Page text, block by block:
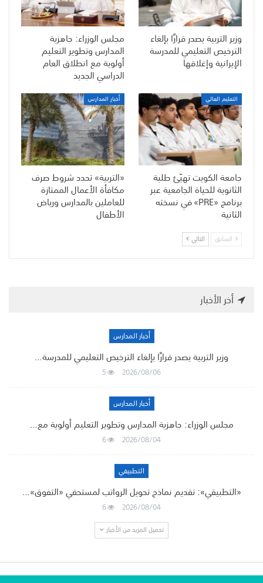
وزير التربية يصدر قرارًا بإلغاء
الترخيص التعليمي للمدرسة
الإيرانية وإغلاقها
مجلس الوزراء: جاهزية
المدارس وتطوير التعليم
أولوية مع انطلاق العام
الدراسي الجديد
التعليم العالي
جامعة الكويت تهيّئ طلبة
الثانوية للحياة الجامعية عبر
برنامج «PRE» في نسخته
الثانية
أخبار المدارس
«التربية» تحدد شروط صرف
مكافأة الأعمال الممتازة
للعاملين بالمدارس ورياض
الأطفال
السابق التالي
أخر الأخبار
أخبار المدارس
وزير التربية يصدر قرارًا بإلغاء الترخيص التعليمي للمدرسة…
2026/08/06
5
أخبار المدارس
مجلس الوزراء: جاهزية المدارس وتطوير التعليم أولوية مع…
2026/08/04
6
التطبيقي
«التطبيقي»: تقديم نماذج تحويل الرواتب لمستحقي «التفوق»…
2026/08/04
6
تحميل المزيد من الأخبار